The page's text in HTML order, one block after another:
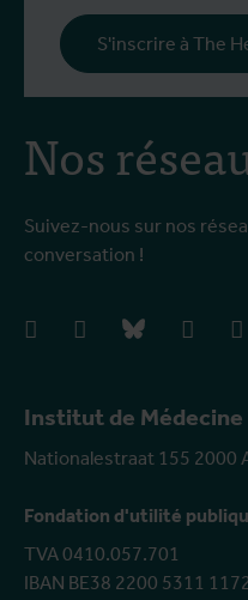
Institut de Médecine
Nationalestraat 155 2000
Fondation d'utilité
TVA 0410.057.701
IBAN BE38 2200 5311
Nos
Suivez-nous sur nos
conversation !
instagrambluesky
S'inscrire à The